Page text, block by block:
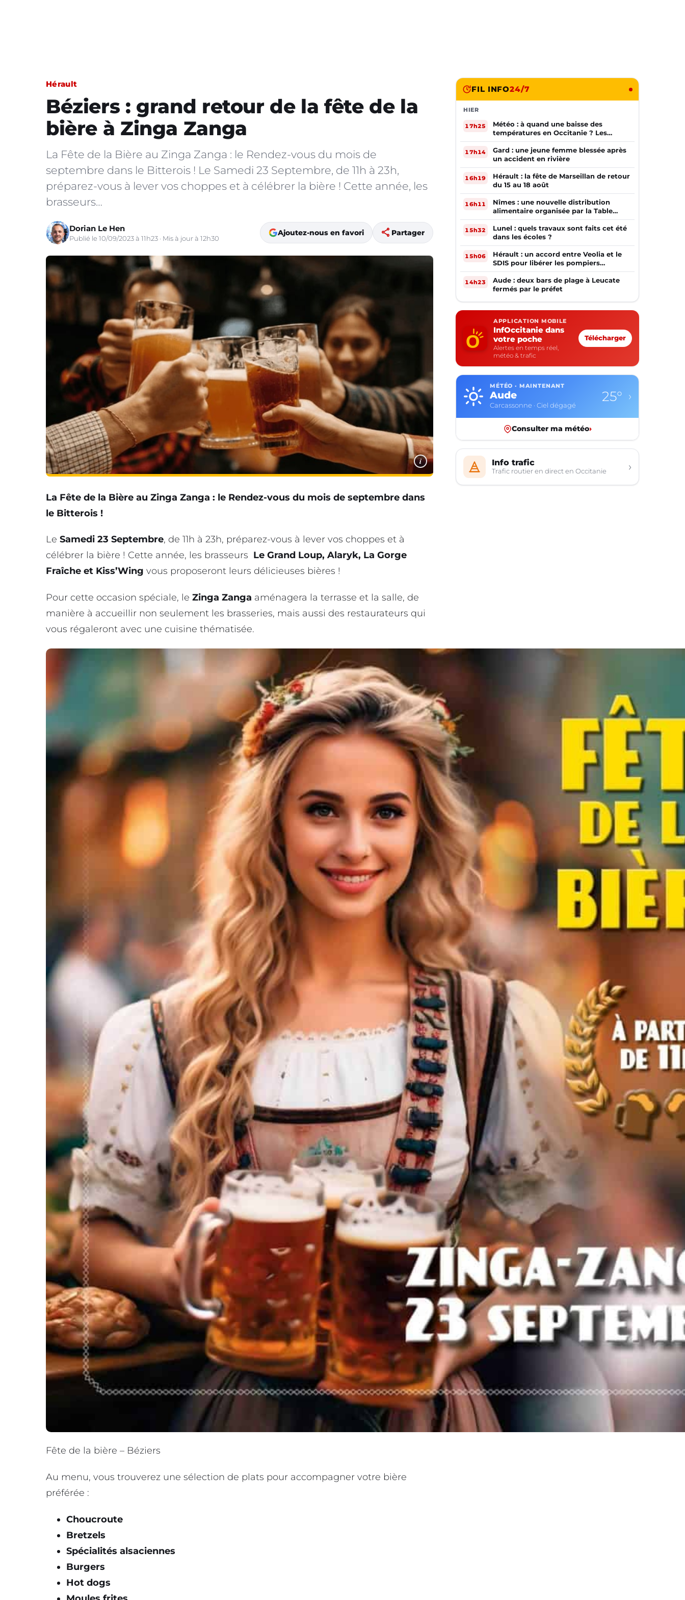
Hérault
Béziers : grand retour de la fête de la
bière à Zinga Zanga
La Fête de la Bière au Zinga Zanga : le Rendez-vous du mois de
septembre dans le Bitterois ! Le Samedi 23 Septembre, de 11h à 23h,
préparez-vous à lever vos choppes et à célébrer la bière ! Cette année, les
brasseurs…
Dorian Le Hen
Publié le 10/09/2023 à 11h23 · Mis à jour à 12h30
Ajoutez-nous en favori share Partager
i
La Fête de la Bière au Zinga Zanga : le Rendez-vous du mois de septembre dans
le Bitterois !
Le Samedi 23 Septembre, de 11h à 23h, préparez-vous à lever vos choppes et à
célébrer la bière ! Cette année, les brasseurs Le Grand Loup, Alaryk, La Gorge
Fraîche et Kiss’Wing vous proposeront leurs délicieuses bières !
Pour cette occasion spéciale, le Zinga Zanga aménagera la terrasse et la salle, de
manière à accueillir non seulement les brasseries, mais aussi des restaurateurs qui
vous régaleront avec une cuisine thématisée.
Fête de la bière – Béziers
Au menu, vous trouverez une sélection de plats pour accompagner votre bière
préférée :
Choucroute
Bretzels
Spécialités alsaciennes
Burgers
Hot dogs
FIL INFO24/7
HIER
17h25
Météo : à quand une baisse des
températures en Occitanie ? Les
prévisions
17h14
Gard : une jeune femme blessée après
un accident en rivière
16h19
Hérault : la fête de Marseillan de retour
du 15 au 18 août
16h11
Nîmes : une nouvelle distribution
alimentaire organisée par la Table
Ouverte
15h32
Lunel : quels travaux sont faits cet été
dans les écoles ?
15h06
Hérault : un accord entre Veolia et le
SDIS pour libérer les pompiers
volontaires
14h23
Aude : deux bars de plage à Leucate
fermés par le préfet
APPLICATION MOBILE
InfOccitanie dans
votre poche
Alertes en temps réel,
météo & trafic
Télécharger
MÉTÉO · MAINTENANT
Aveyron
Rodez · Ciel dégagé
18° ›
Consulter ma météo›
Info trafic
Trafic routier en direct en Occitanie ›